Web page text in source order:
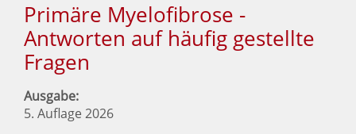
Primäre Myelofibrose -
Antworten auf häufig gestellte
Fragen
Ausgabe:
5. Auflage 2026